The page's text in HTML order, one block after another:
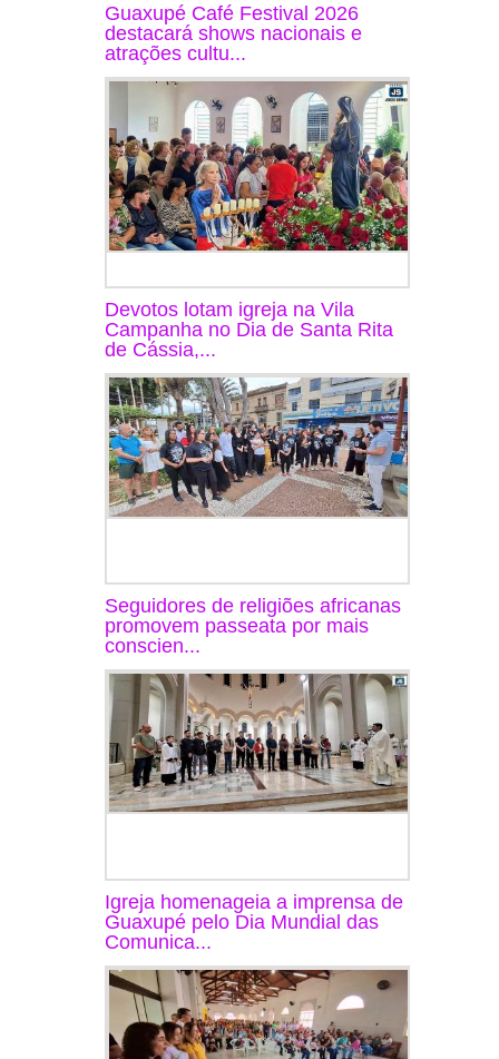
Guaxupé Café Festival 2026
destacará shows nacionais e
atrações cultu...
Devotos lotam igreja na Vila
Campanha no Dia de Santa Rita
de Cássia,...
Seguidores de religiões africanas
promovem passeata por mais
conscien...
Igreja homenageia a imprensa de
Guaxupé pelo Dia Mundial das
Comunica...